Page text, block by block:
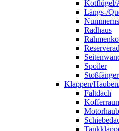
Kotflügel/
Längs-/
Radhaus
Spoiler
Klappen/
Faltdach